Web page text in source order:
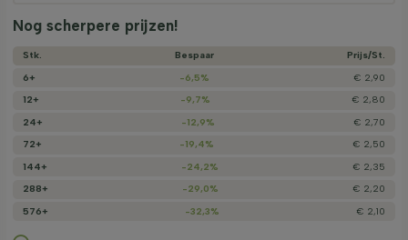
Nog scherpere prijzen!
Stk. Bespaar
Prijs/­St.
6+
-6,5%
€ 2,90
12+
-9,7%
€ 2,80
24+
-12,9%
€ 2,70
72+
-19,4%
€ 2,50
144+
-24,2%
€ 2,35
288+
-29,0%
€ 2,20
576+
-32,3% € 2,10